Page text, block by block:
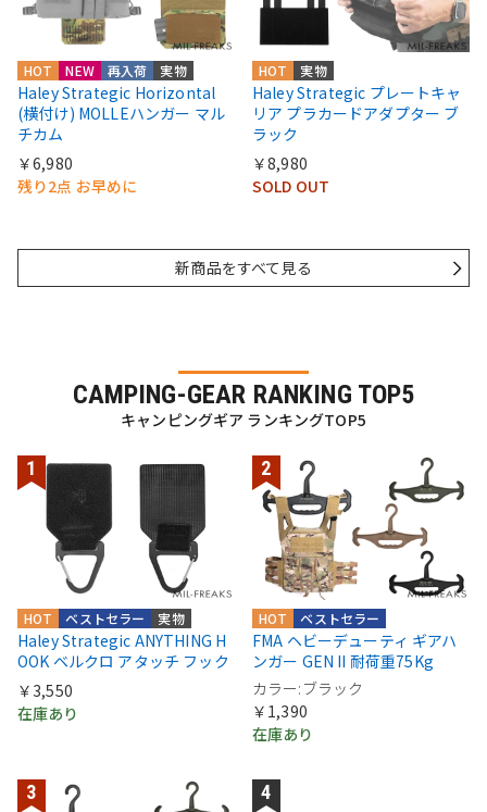
HOT NEW 再入荷 実物
Haley Strategic Horizontal
(横付け) MOLLEハンガー マル
チカム
￥6,980
残り2点 お早めに
HOT 実物
Haley Strategic プレートキャ
リア プラカードアダプター ブ
ラック
￥8,980
SOLD OUT
新商品をすべて見る
CAMPING-GEAR RANKING TOP5
キャンピングギア ランキングTOP5
実物
ベストセラー
HOT
Haley Strategic ANYTHING H
OOK ベルクロ アタッチ フック
￥3,550
在庫あり
ベストセラー
HOT
FMA ヘビーデューティ ギアハ
ンガー GEN II 耐荷重75Kg
カラー:ブラック
￥1,390
在庫あり